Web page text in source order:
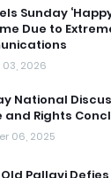
Sunday
Due to
2026
National
and Rights
06, 2025